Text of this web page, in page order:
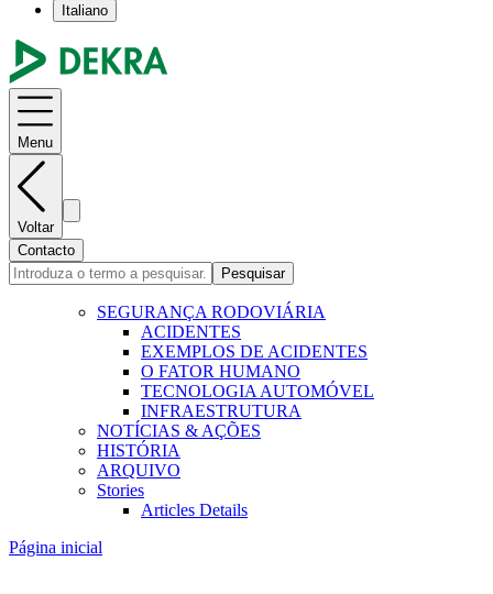
Italiano
Menu
Voltar
Contacto
Pesquisar
SEGURANÇA RODOVIÁRIA
ACIDENTES
EXEMPLOS DE ACIDENTES
O FATOR HUMANO
TECNOLOGIA AUTOMÓVEL
INFRAESTRUTURA
NOTÍCIAS & AÇÕES
HISTÓRIA
ARQUIVO
Stories
Articles Details
Página inicial